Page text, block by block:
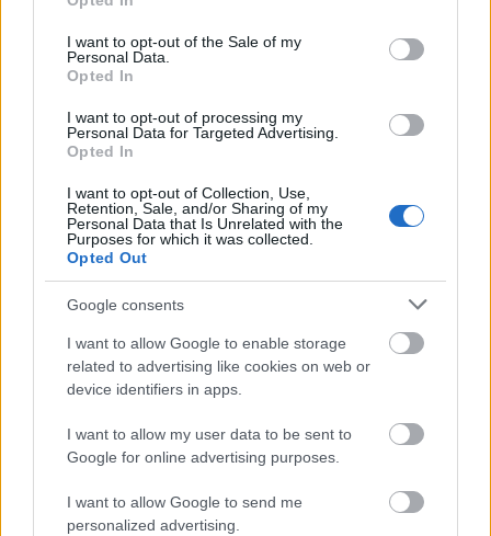
use your data for below specified purposes in below Google
consent section.
I want to opt-out of the Sale of my
Personal Data.
Opted In
I want to opt-out of processing my
Personal Data for Targeted Advertising.
Opted In
I want to opt-out of Collection, Use,
Retention, Sale, and/or Sharing of my
Personal Data that Is Unrelated with the
Purposes for which it was collected.
Opted Out
Google consents
I want to allow Google to enable storage
related to advertising like cookies on web or
device identifiers in apps.
I want to allow my user data to be sent to
Google for online advertising purposes.
I want to allow Google to send me
personalized advertising.
„Csonka évadot zárni nem felemelő
érzés"
mtothorsi•2020. július 15.
Megtartotta évadzáró társulati ülését a Tomcsa
Sándor Színház. A világjárvány próbára tette az